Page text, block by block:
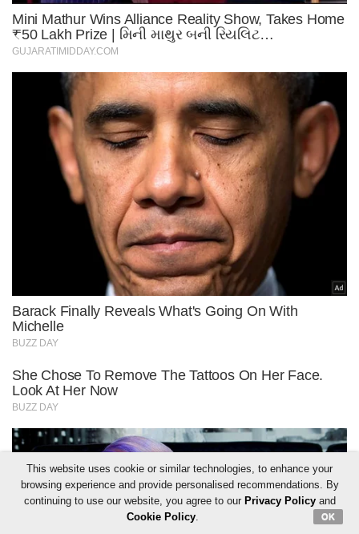
This website uses cookie or similar technologies, to enhance your
browsing experience and provide personalised recommendations. By
continuing to use our website, you agree to our Privacy Policyand
Cookie Policy. OK